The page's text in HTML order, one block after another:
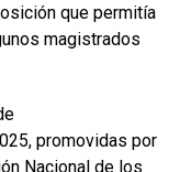
que permitía
magistrados
promovidas por
Nacional de los